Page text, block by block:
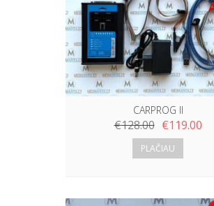
CARPROG II
€128.00 €119.00
PLAČIAU